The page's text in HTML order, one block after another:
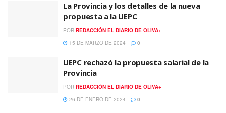
La Provincia y los detalles de la nueva
propuesta a la UEPC
POR REDACCIÓN EL DIARIO DE OLIVA+
15 DE MARZO DE 2024
0
UEPC rechazó la propuesta salarial de la
Provincia
POR REDACCIÓN EL DIARIO DE OLIVA+
26 DE ENERO DE 2024
0